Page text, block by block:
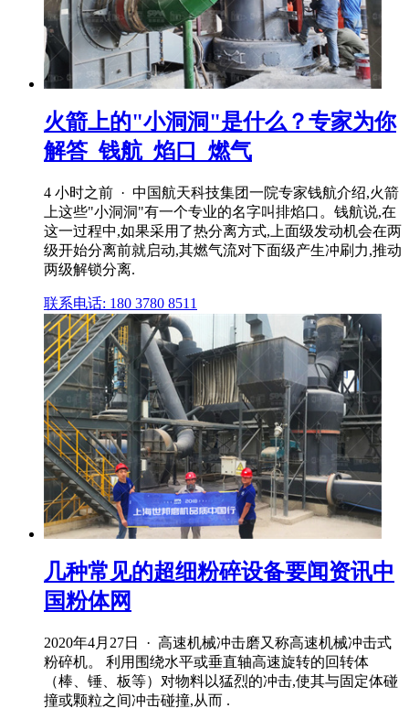
火箭上的"小洞洞"是什么？专家为你
解答_钱航_焰口_燃气
4 小时之前 · 中国航天科技集团一院专家钱航介绍,火箭
上这些"小洞洞"有一个专业的名字叫排焰口。钱航说,在
这一过程中,如果采用了热分离方式,上面级发动机会在两
级开始分离前就启动,其燃气流对下面级产生冲刷力,推动
两级解锁分离.
联系电话: 180 3780 8511
几种常见的超细粉碎设备要闻资讯中
国粉体网
2020年4月27日 · 高速机械冲击磨又称高速机械冲击式
粉碎机。 利用围绕水平或垂直轴高速旋转的回转体
（棒、锤、板等）对物料以猛烈的冲击,使其与固定体碰
撞或颗粒之间冲击碰撞,从而 .